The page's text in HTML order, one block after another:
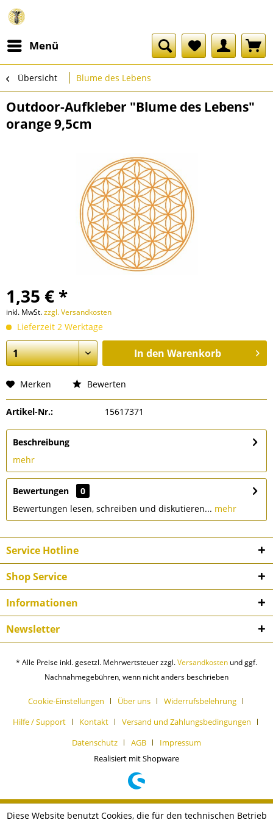
Menü
Übersicht Blume des Lebens
Outdoor-Aufkleber "Blume des Lebens"
orange 9,5cm
1,35 € *
inkl. MwSt.zzgl. Versandkosten
Lieferzeit 2 Werktage
In den Warenkorb
Merken Bewerten
Artikel-Nr.: 15617371
Beschreibung
mehr
Bewertungen
0
Bewertungen lesen, schreiben und diskutieren... mehr
Service Hotline
Shop Service
Informationen
Newsletter
* Alle Preise inkl. gesetzl. Mehrwertsteuer zzgl.Versandkosten und ggf.
Nachnahmegebühren, wenn nicht anders beschrieben
Cookie-Einstellungen Über uns
Widerrufsbelehrung
Hilfe / Support
Kontakt
Versand und Zahlungsbedingungen
Datenschutz
AGB
Impressum
Realisiert mit Shopware
Diese Website benutzt Cookies, die für den technischen Betrieb